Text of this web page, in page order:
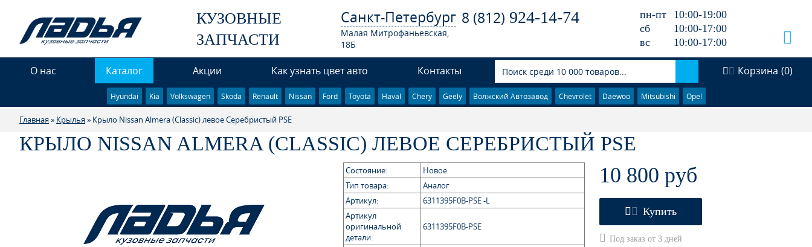
КУЗОВНЫЕ
ЗАПЧАСТИ
Санкт-Петербург
Малая Митрофаньевская,
18Б
8 (812) 924-14-74 пн-пт 10:00-19:00
сб
10:00-17:00
вс
10:00-17:00
О нас Каталог Акции Как узнать цвет авто Контакты Корзина (0)
Hyundai Kia Volkswagen Skoda Renault Nissan Ford Toyota Haval Chery Geely Волжский Автозавод Chevrolet Daewoo Mitsubishi Opel
Главная » Крылья » Крыло Nissan Almera (Classic) левое Серебристый PSE
КРЫЛО NISSAN ALMERA (CLASSIC) ЛЕВОЕ СЕРЕБРИСТЫЙ PSE
Состояние:
Новое
Тип товара:
Аналог
Артикул:
6311395F0B-PSE -L
Артикул
оригинальной
детали:
6311395F0B-PSE
10 800 руб
Купить
Под заказ от 3 дней